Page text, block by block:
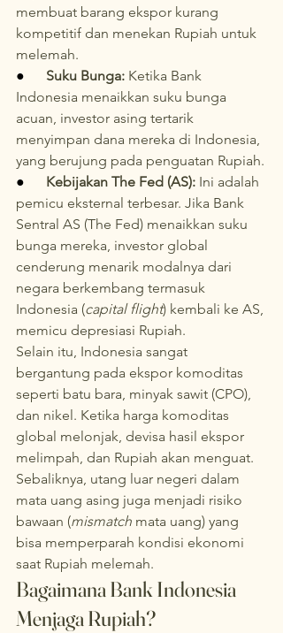
membuat barang ekspor kurang
kompetitif dan menekan Rupiah untuk
melemah.
● Suku Bunga: Ketika Bank
Indonesia menaikkan suku bunga
acuan, investor asing tertarik
menyimpan dana mereka di Indonesia,
yang berujung pada penguatan Rupiah.
● Kebijakan The Fed (AS): Ini adalah
pemicu eksternal terbesar. Jika Bank
Sentral AS (The Fed) menaikkan suku
bunga mereka, investor global
cenderung menarik modalnya dari
negara berkembang termasuk
Indonesia (capital flight) kembali ke AS,
memicu depresiasi Rupiah.
Selain itu, Indonesia sangat
bergantung pada ekspor komoditas
seperti batu bara, minyak sawit (CPO),
dan nikel. Ketika harga komoditas
global melonjak, devisa hasil ekspor
melimpah, dan Rupiah akan menguat.
Sebaliknya, utang luar negeri dalam
mata uang asing juga menjadi risiko
bawaan (mismatch mata uang) yang
bisa memperparah kondisi ekonomi
saat Rupiah melemah.
Bagaimana Bank Indonesia
Menjaga Rupiah?